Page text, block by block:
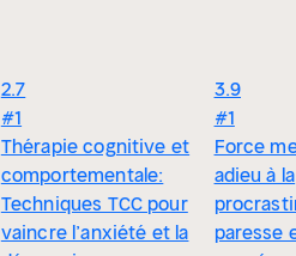
2.7
#1
Thérapie cognitive et
comportementale:
Techniques TCC pour
vaincre l’anxiété et la
3.9
#1
Force
adieu à la
paresse